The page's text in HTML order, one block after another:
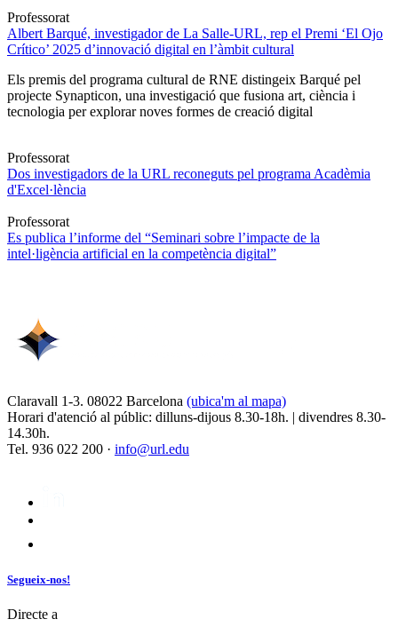
Professorat
Albert Barqué, investigador de La Salle-URL, rep el Premi ‘El Ojo
Crítico’ 2025 d’innovació digital en l’àmbit cultural
Els premis del programa cultural de RNE distingeix Barqué pel
projecte Synapticon, una investigació que fusiona art, ciència i
tecnologia per explorar noves formes de creació digital
Professorat
Dos investigadors de la URL reconeguts pel programa Acadèmia
d'Excel·lència
Professorat
Es publica l’informe del “Seminari sobre l’impacte de la
intel·ligència artificial en la competència digital”
Claravall 1-3. 08022 Barcelona (ubica'm al mapa)
Horari d'atenció al públic: dilluns-dijous 8.30-18h. | divendres 8.30-
14.30h.
Tel. 936 022 200 · info@url.edu
Segueix-nos!
Directe a